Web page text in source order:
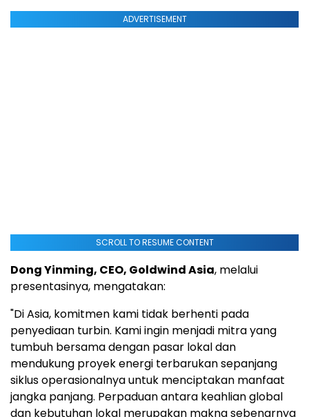
ADVERTISEMENT
SCROLL TO RESUME CONTENT
Dong Yinming, CEO, Goldwind Asia, melalui
presentasinya, mengatakan:
"Di Asia, komitmen kami tidak berhenti pada
penyediaan turbin. Kami ingin menjadi mitra yang
tumbuh bersama dengan pasar lokal dan
mendukung proyek energi terbarukan sepanjang
siklus operasionalnya untuk menciptakan manfaat
jangka panjang. Perpaduan antara keahlian global
dan kebutuhan lokal merupakan makna sebenarnya